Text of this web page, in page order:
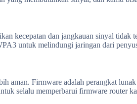
kecepatan dan jangkauan sinyal tidak
untuk melindungi jaringan dari
aman. Firmware adalah perangkat
selalu memperbarui firmware router